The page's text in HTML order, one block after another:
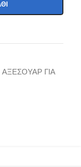
ΑΞΕΣΟΥΑΡ ΓΙΑ